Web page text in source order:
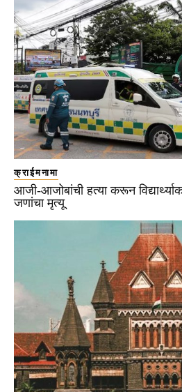
क्राईमनामा
आजी-आजोबांची हत्या करून
जणांचा मृत्यू